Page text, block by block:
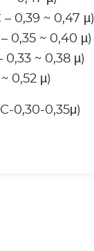
0,39 ~ 0,47 µ)
0,35 ~ 0,40 µ)
0,33 ~ 0,38 µ)
0,52 µ)
0,30-0,35μ)